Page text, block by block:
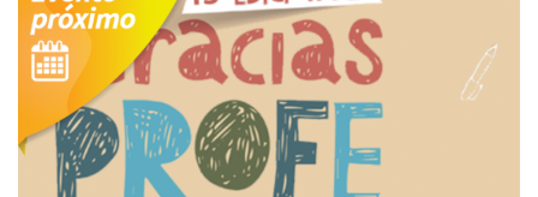
final
de
galería
imágenes